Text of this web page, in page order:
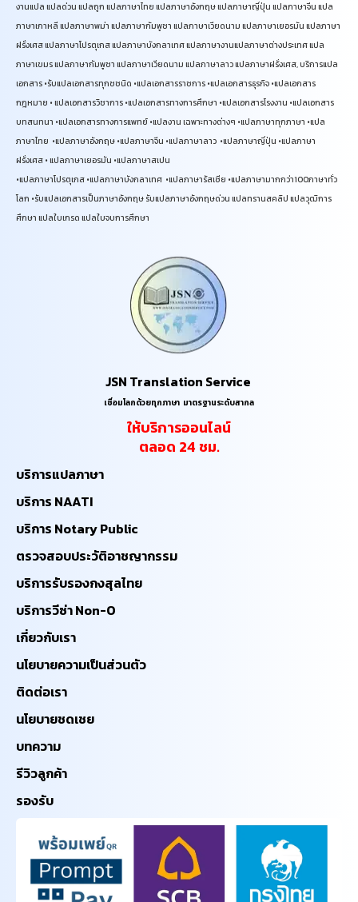
งานแปล แปลด่วน แปลถูก แปลภาษาไทย แปลภาษาอังกฤษ แปลภาษาญี่ปุ่น แปลภาษาจีน แปล
ภาษาเกาหลี แปลภาษาพม่า แปลภาษากัมพูชา แปลภาษาเวียดนาม แปลภาษาเยอรมัน แปลภาษา
ฝรั่งเศส แปลภาษาโปรตุเกส แปลภาษาบังกลาเทศแปลภาษางานแปลภาษาต่างประเทศ แปล
ภาษาเขมร แปลภาษากัมพูชา แปลภาษาเวียดนาม แปลภาษาลาว แปลภาษาฝรั่งเศส, บริการแปล
เอกสาร •รับแปลเอกสารทุกชชนิด •แปลเอกสารราชการ •แปลเอกสารธุรกิจ •แปลเอกสาร
กฎหมาย • แปลเอกสารวิชาการ •แปลเอกสารทางการศึกษา •แปลเอกสารโรงงาน •แปลเอกสาร
บทสนทนา •แปลเอกสารทางการแพทย์ •แปลงาน เฉพาะทางต่างๆ •แปลภาษาทุกภาษา •แปล
ภาษาไทย •แปลภาษาอังกฤษ •แปลภาษาจีน •แปลภาษาลาว •แปลภาษาญี่ปุ่น •แปลภาษา
ฝรั่งเศส • แปลภาษาเยอรมัน •แปลภาษาสเปน
•แปลภาษาโปรตุเกส •แปลภาษาบังกลาเทศ •แปลภาษารัสเซีย •แปลภาษามากกว่า100ภาษาทั่ว
โลก •รับแปลเอกสารเป็นภาษาอังกฤษ รับแปลภาษาอังกฤษด่วน แปลทรานสคลิป แปลวุฒิการ
ศึกษา แปลใบเกรด แปลใบจบการศึกษา
JSN Translation Service
เชื่อมโลกด้วยทุกภาษา ​มาตรฐานระดับสากล
ให้บริการออนไลน์
​ตลอด 24 ชม.
บริการแปลภาษา
บริการ NAATI
บริการ Notary Public
ตรวจสอบประวัติอาชญากรรม
บริการรับรองกงสุลไทย
บริการวีซ่า Non-O
เกี่ยวกับเรา
นโยบายความเป็นส่วนตัว
ติดต่อเรา
นโยบายชดเชย
บทความ
รีวิวลูกค้า
รองรับ